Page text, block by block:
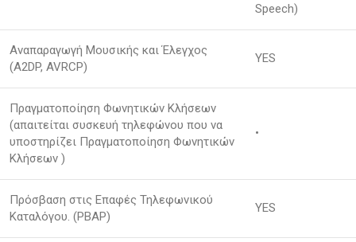
Speech)
Αναπαραγωγή Μουσικής και Έλεγχος
(A2DP, AVRCP)
YES
Πραγματοποίηση Φωνητικών Κλήσεων
(απαιτείται συσκευή τηλεφώνου που να
υποστηρίζει Πραγματοποίηση Φωνητικών
Κλήσεων )
•
Πρόσβαση στις Επαφές Τηλεφωνικού
Καταλόγου. (PBAP)
YES